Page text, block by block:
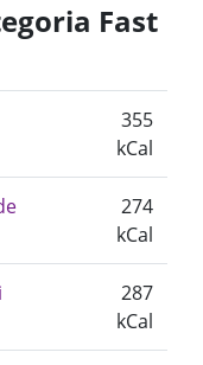
Fast
355
kCal
274
kCal
287
kCal